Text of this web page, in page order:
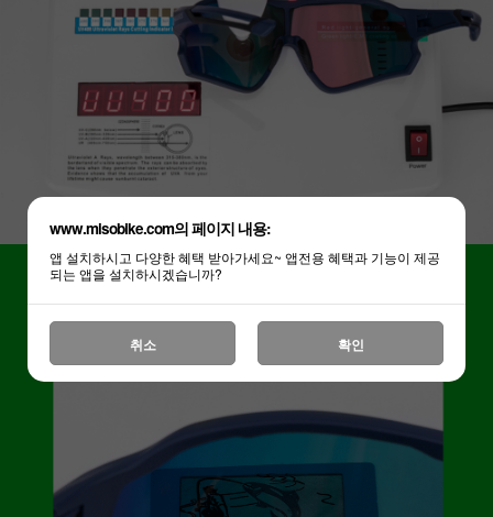
www.misobike.com의 페이지 내용:
앱 설치하시고 다양한 혜택 받아가세요~ 앱전용 혜택과 기능이 제공
되는 앱을 설치하시겠습니까?
취소 확인